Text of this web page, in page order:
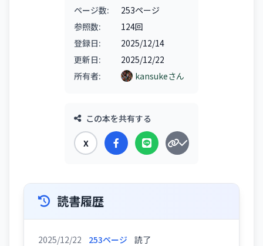
ページ数:
253ページ
参照数:
124回
登録日:
2025/12/14
更新日:
2025/12/22
所有者:
kansukeさん
この本を共有する
X
読書履歴
2025/12/22 253ページ 読了